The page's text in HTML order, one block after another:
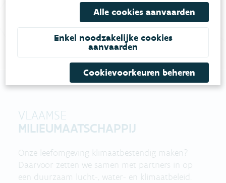
contactformulier in
Bel gratis 1700
VLAAMSE
MILIEUMAATSCHAPPIJ
Onze leefomgeving klimaatbestendig maken?
Daarvoor zetten we samen met partners in op
een duurzaam lucht-, water- en klimaatbeleid.
Alle cookies aanvaarden
Enkel noodzakelijke cookies
aanvaarden
Cookievoorkeuren beheren